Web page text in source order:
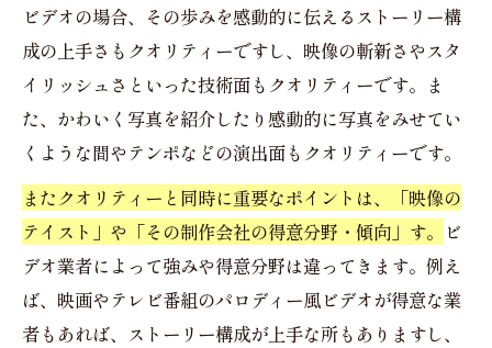
ビデオの場合、その歩みを感動的に伝えるストーリー構
成の上手さもクオリティーですし、映像の斬新さやスタ
イリッシュさといった技術面もクオリティーです。ま
た、かわいく写真を紹介したり感動的に写真をみせてい
くような間やテンポなどの演出面もクオリティーです。
またクオリティーと同時に重要なポイントは、「映像の
テイスト」や「その制作会社の得意分野・傾向」す。 ビ
デオ業者によって強みや得意分野は違ってきます。例え
ば、映画やテレビ番組のパロディー風ビデオが得意な業
者もあれば、ストーリー構成が上手な所もありますし、